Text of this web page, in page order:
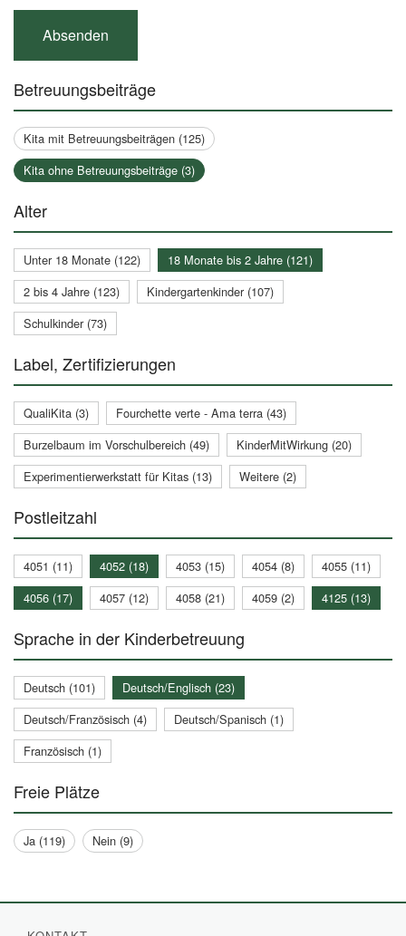
Betreuungsbeiträge
Kita mit Betreuungsbeiträgen (125)
Kita ohne Betreuungsbeiträge (3)
Alter
Unter 18 Monate (122)
18 Monate bis 2 Jahre (121)
2 bis 4 Jahre (123)
Kindergartenkinder (107)
Schulkinder (73)
Label, Zertifizierungen
QualiKita (3)
Fourchette verte - Ama terra (43)
Burzelbaum im Vorschulbereich (49)
KinderMitWirkung (20)
Experimentierwerkstatt für Kitas (13)
Weitere (2)
Postleitzahl
4051 (11) 4052 (18) 4053 (15) 4054 (8)
4055 (11)
4056 (17)
4057 (12) 4058 (21) 4059 (2) 4125 (13)
Sprache in der Kinderbetreuung
Deutsch (101)
Deutsch/Englisch (23)
Deutsch/Französisch (4)
Deutsch/Spanisch (1)
Französisch (1)
Freie Plätze
Ja (119) Nein (9)